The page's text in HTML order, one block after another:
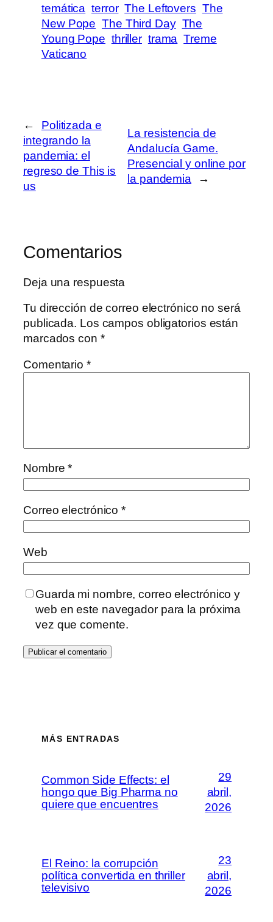
temática terror The Leftovers The
New Pope The Third Day The
Young Pope thriller trama Treme
Vaticano
←
Politizada e
integrando la
pandemia: el
regreso de This is
us
La resistencia de
Andalucía Game.
Presencial y online por
la pandemia
→
Comentarios
Deja una respuesta
Tu dirección de correo electrónico no será
publicada. Los campos obligatorios están
marcados con *
Comentario *
Nombre*
Correo electrónico*
Web
Guarda mi nombre, correo electrónico y
web en este navegador para la próxima
vez que comente.
MÁS ENTRADAS
Common Side Effects: el
hongo que Big Pharma no
quiere que encuentres
29
abril,
2026
El Reino: la corrupción
política convertida en thriller
televisivo
23
abril,
2026